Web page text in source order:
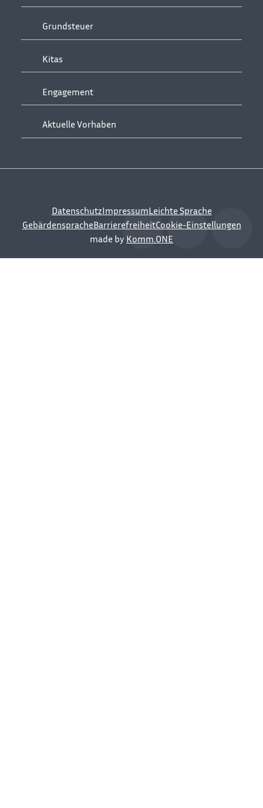
Grundsteuer
Kitas
Engagement
Aktuelle Vorhaben
DatenschutzImpressumLeichte Sprache
GebärdenspracheBarrierefreiheitCookie-Einstellungen
made by Komm.ONE